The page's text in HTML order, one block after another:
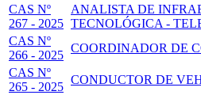
CAS Nº
267 - 2025
ANALISTA DE
TECNOLÓGICA -
CAS Nº
266 - 2025
COORDINADOR DE
CAS Nº
265 - 2025
CONDUCTOR DE